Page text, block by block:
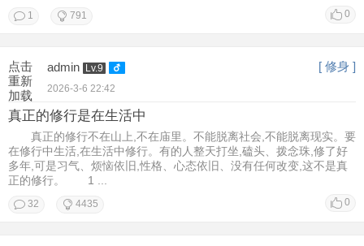
0
1 791
点击
重新
加载
admin Lv.9 [ 修身 ]
2026-3-6 22:42
真正的修行是在生活中
真正的修行不在山上,不在庙里。不能脱离社会,不能脱离现实。要
在修行中生活,在生活中修行。有的人整天打坐,磕头、拨念珠,修了好
多年,可是习气、烦恼依旧,性格、心态依旧、没有任何改变,这不是真
正的修行。 1 ...
0
32 4435